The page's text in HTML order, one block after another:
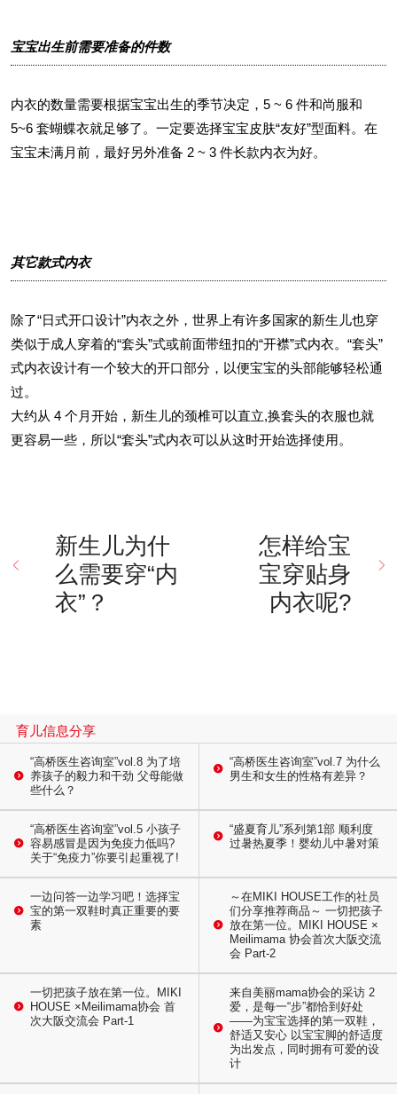
宝宝出生前需要准备的件数
内衣的数量需要根据宝宝出生的季节决定，5 ~ 6 件和尚服和
5~6 套蝴蝶衣就足够了。一定要选择宝宝皮肤“友好”型面料。在
宝宝未满月前，最好另外准备 2 ~ 3 件长款内衣为好。
其它款式内衣
除了“日式开口设计”内衣之外，世界上有许多国家的新生儿也穿
类似于成人穿着的“套头”式或前面带纽扣的“开襟”式内衣。“套头”
式内衣设计有一个较大的开口部分，以便宝宝的头部能够轻松通
过。
大约从 4 个月开始，新生儿的颈椎可以直立,换套头的衣服也就
更容易一些，所以“套头”式内衣可以从这时开始选择使用。
新生儿为什
么需要穿“内
衣”？
怎样给宝
宝穿贴身
内衣呢?
育儿信息分享
“高桥医生咨询室”vol.8 为了培
养孩子的毅力和干劲 父母能做
些什么？
“高桥医生咨询室”vol.7 为什么
男生和女生的性格有差异？
“高桥医生咨询室”vol.5 小孩子
容易感冒是因为免疫力低吗?
关于“免疫力”你要引起重视了!
“盛夏育儿”系列第1部 顺利度
过暑热夏季！婴幼儿中暑对策
一边问答一边学习吧！选择宝
宝的第一双鞋时真正重要的要
素
～在MIKI HOUSE工作的社员
们分享推荐商品～ 一切把孩子
放在第一位。MIKI HOUSE ×
Meilimama 协会首次大阪交流
会 Part-2
一切把孩子放在第一位。MIKI
HOUSE ×Meilimama协会 首
次大阪交流会 Part-1
来自美丽mama协会的采访 2
爱，是每一“步”都恰到好处
——为宝宝选择的第一双鞋，
舒适又安心 以宝宝脚的舒适度
为出发点，同时拥有可爱的设
计